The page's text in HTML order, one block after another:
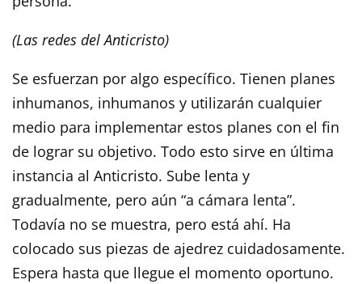
(Las redes del Anticristo)
Se esfuerzan por algo específico. Tienen planes
inhumanos, inhumanos y utilizarán cualquier
medio para implementar estos planes con el fin
de lograr su objetivo. Todo esto sirve en última
instancia al Anticristo. Sube lenta y
gradualmente, pero aún “a cámara lenta”.
Todavía no se muestra, pero está ahí. Ha
colocado sus piezas de ajedrez cuidadosamente.
Espera hasta que llegue el momento oportuno.